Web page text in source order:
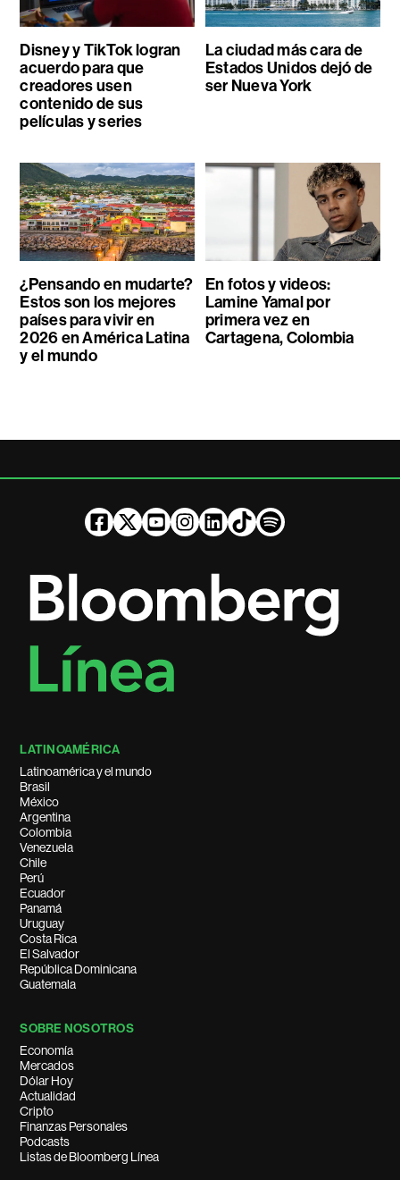
Disney y TikTok logran
acuerdo para que
creadores usen
contenido de sus
películas y series
La ciudad más cara de
Estados Unidos dejó de
ser Nueva York
¿Pensando en mudarte?
Estos son los mejores
países para vivir en
2026 en América Latina
y el mundo
En fotos y videos:
Lamine Yamal por
primera vez en
Cartagena, Colombia
LATINOAMÉRICA
Latinoamérica y el mundo
Brasil
México
Argentina
Colombia
Venezuela
Chile
Perú
Ecuador
Panamá
Uruguay
Costa Rica
El Salvador
República Dominicana
Guatemala
SOBRE NOSOTROS
Economía
Mercados
Dólar Hoy
Actualidad
Cripto
Finanzas Personales
Podcasts
Listas de Bloomberg Línea